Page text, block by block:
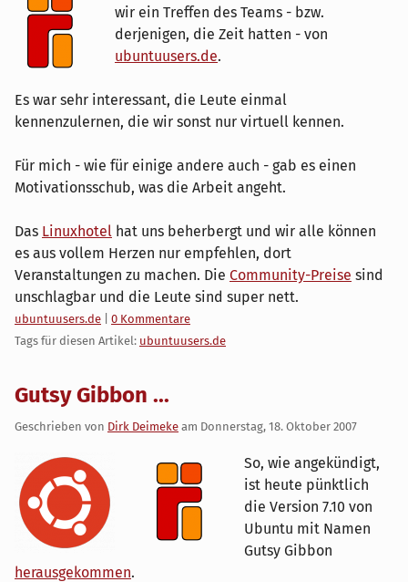
wir ein Treffen des Teams - bzw.
derjenigen, die Zeit hatten - von
ubuntuusers.de.
Es war sehr interessant, die Leute einmal
kennenzulernen, die wir sonst nur virtuell kennen.
Für mich - wie für einige andere auch - gab es einen
Motivationsschub, was die Arbeit angeht.
Das Linuxhotel hat uns beherbergt und wir alle können
es aus vollem Herzen nur empfehlen, dort
Veranstaltungen zu machen. Die Community-Preise sind
unschlagbar und die Leute sind super nett.
Kategorien:
ubuntuusers.de
0 Kommentare
Tags für diesen Artikel: ubuntuusers.de
Gutsy Gibbon ...
Geschrieben von Dirk Deimeke am Donnerstag, 18. Oktober 2007
So, wie angekündigt,
ist heute pünktlich
die Version 7.10 von
Ubuntu mit Namen
Gutsy Gibbon
herausgekommen.